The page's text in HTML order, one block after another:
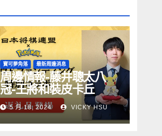
寶可夢角落 最新周邊消息
周邊情報-藤井聰太八
冠-王將和裝皮卡丘
5 月 18, 2024 VICKY HSU